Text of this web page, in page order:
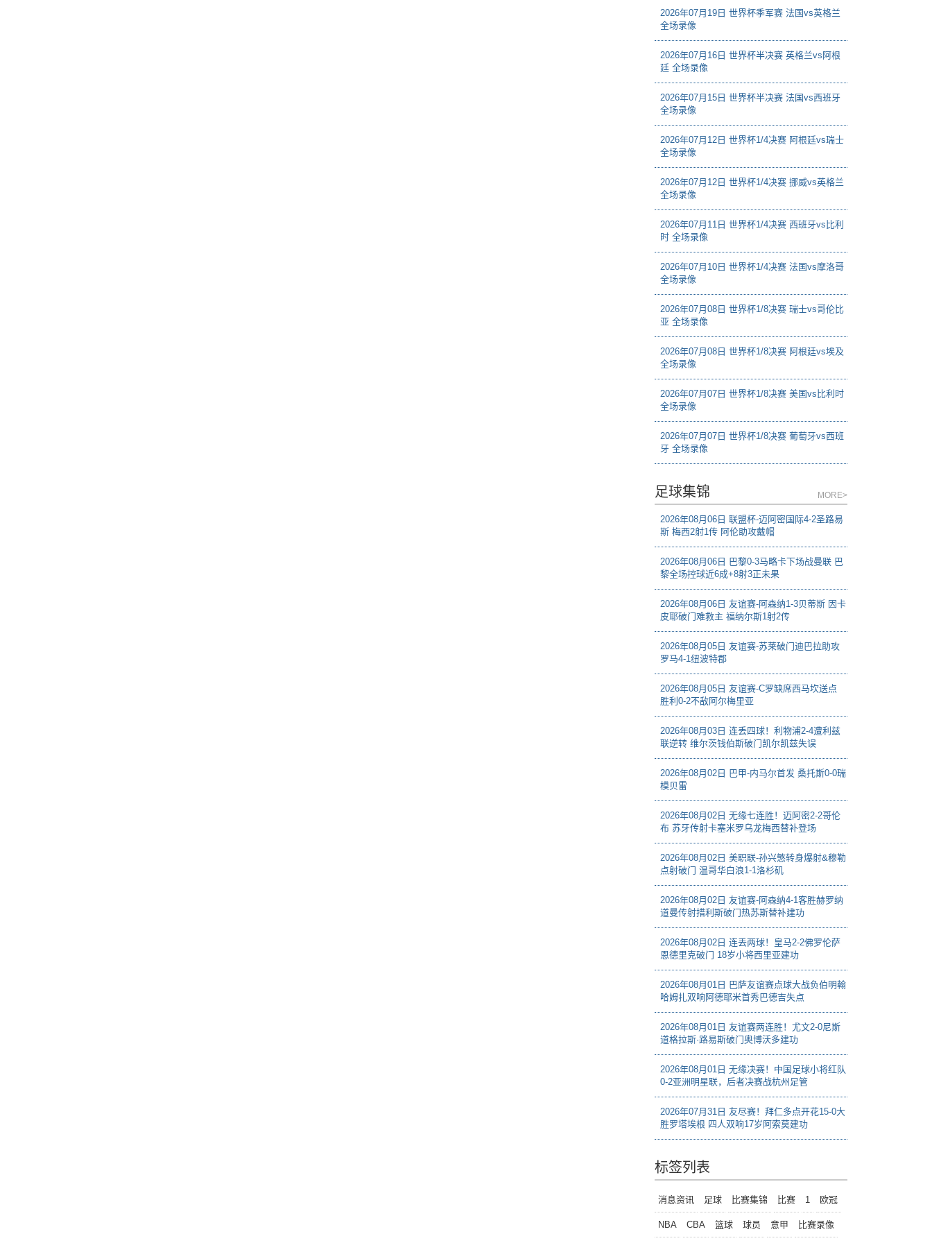
2026年07月19日 世界杯季军赛 法国vs英格兰
全场录像
2026年07月16日 世界杯半决赛 英格兰vs阿根
廷 全场录像
2026年07月15日 世界杯半决赛 法国vs西班牙
全场录像
2026年07月12日 世界杯1/4决赛 阿根廷vs瑞士
全场录像
2026年07月12日 世界杯1/4决赛 挪威vs英格兰
全场录像
2026年07月11日 世界杯1/4决赛 西班牙vs比利
时 全场录像
2026年07月10日 世界杯1/4决赛 法国vs摩洛哥
全场录像
2026年07月08日 世界杯1/8决赛 瑞士vs哥伦比
亚 全场录像
2026年07月08日 世界杯1/8决赛 阿根廷vs埃及
全场录像
2026年07月07日 世界杯1/8决赛 美国vs比利时
全场录像
2026年07月07日 世界杯1/8决赛 葡萄牙vs西班
牙 全场录像
足球集锦 MORE>
2026年08月06日 联盟杯-迈阿密国际4-2圣路易
斯 梅西2射1传 阿伦助攻戴帽
2026年08月06日 巴黎0-3马略卡下场战曼联 巴
黎全场控球近6成+8射3正未果
2026年08月06日 友谊赛-阿森纳1-3贝蒂斯 因卡
皮耶破门难救主 福纳尔斯1射2传
2026年08月05日 友谊赛-苏莱破门迪巴拉助攻
罗马4-1纽波特郡
2026年08月05日 友谊赛-C罗缺席西马坎送点
胜利0-2不敌阿尔梅里亚
2026年08月03日 连丢四球！利物浦2-4遭利兹
联逆转 维尔茨钱伯斯破门凯尔凯兹失误
2026年08月02日 巴甲-内马尔首发 桑托斯0-0瑞
模贝雷
2026年08月02日 无缘七连胜！迈阿密2-2哥伦
布 苏牙传射卡塞米罗乌龙梅西替补登场
2026年08月02日 美职联-孙兴慜转身爆射&穆勒
点射破门 温哥华白浪1-1洛杉矶
2026年08月02日 友谊赛-阿森纳4-1客胜赫罗纳
道曼传射措利斯破门热苏斯替补建功
2026年08月02日 连丢两球！皇马2-2佛罗伦萨
恩德里克破门 18岁小将西里亚建功
2026年08月01日 巴萨友谊赛点球大战负伯明翰
哈姆扎双响阿德耶米首秀巴德吉失点
2026年08月01日 友谊赛两连胜！尤文2-0尼斯
道格拉斯·路易斯破门奥博沃多建功
2026年08月01日 无缘决赛！中国足球小将红队
0-2亚洲明星联，后者决赛战杭州足管
2026年07月31日 友尽赛！拜仁多点开花15-0大
胜罗塔埃根 四人双响17岁阿索莫建功
标签列表
消息资讯 足球 比赛集锦 比赛 1 欧冠
NBA CBA 篮球 球员 意甲 比赛录像